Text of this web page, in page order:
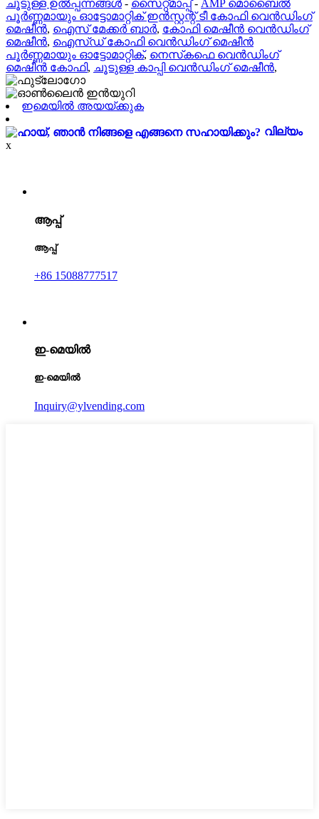
ചൂടുള്ള ഉൽപ്പന്നങ്ങൾ - സൈറ്റ്മാപ്പ്- AMP മൊബൈൽ
പൂർണ്ണമായും ഓട്ടോമാറ്റിക് ഇൻസ്റ്റന്റ് ടീ ​​കോഫി വെൻഡിംഗ്
മെഷീൻ, ഐസ് മേക്കർ ബാർ, കോഫി മെഷീൻ വെൻഡിംഗ്
മെഷീൻ, ഐസ്ഡ് കോഫി വെൻഡിംഗ് മെഷീൻ
പൂർണ്ണമായും ഓട്ടോമാറ്റിക്, നെസ്‌കഫെ വെൻഡിംഗ്
മെഷീൻ കോഫി, ചൂടുള്ള കാപ്പി വെൻഡിംഗ് മെഷീൻ,
ഇമെയിൽ അയയ്ക്കുക
വില്യം
x
ആപ്പ്
ആപ്പ്
+86 15088777517
ഇ-മെയിൽ
ഇ-മെയിൽ
Inquiry@ylvending.com